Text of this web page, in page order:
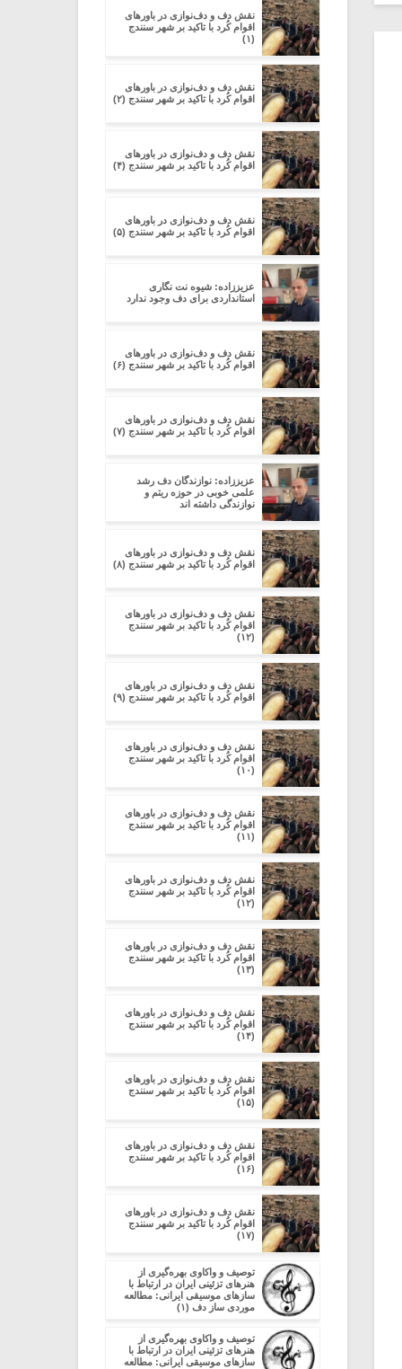
نقش دف و دف‌نوازی در باورهای
اقوام کُرد با تاکید بر شهر سنندج
(۱)
نقش دف و دف‌نوازی در باورهای
اقوام کُرد با تاکید بر شهر سنندج (۲)
نقش دف و دف‌نوازی در باورهای
اقوام کُرد با تاکید بر شهر سنندج (۴)
نقش دف و دف‌نوازی در باورهای
اقوام کُرد با تاکید بر شهر سنندج (۵)
عزیززاده: شیوه نت نگاری
استانداردی برای دف وجود ندارد
نقش دف و دف‌نوازی در باورهای
اقوام کُرد با تاکید بر شهر سنندج (۶)
نقش دف و دف‌نوازی در باورهای
اقوام کُرد با تاکید بر شهر سنندج (۷)
عزیززاده: نوازندگان دف رشد
علمی خوبی در حوزه ریتم و
نوازندگی داشته اند
نقش دف و دف‌نوازی در باورهای
اقوام کُرد با تاکید بر شهر سنندج (۸)
نقش دف و دف‌نوازی در باورهای
اقوام کُرد با تاکید بر شهر سنندج
(۱۲)
نقش دف و دف‌نوازی در باورهای
اقوام کُرد با تاکید بر شهر سنندج (۹)
نقش دف و دف‌نوازی در باورهای
اقوام کُرد با تاکید بر شهر سنندج
(۱۰)
نقش دف و دف‌نوازی در باورهای
اقوام کُرد با تاکید بر شهر سنندج
(۱۱)
نقش دف و دف‌نوازی در باورهای
اقوام کُرد با تاکید بر شهر سنندج
(۱۲)
نقش دف و دف‌نوازی در باورهای
اقوام کُرد با تاکید بر شهر سنندج
(۱۳)
نقش دف و دف‌نوازی در باورهای
اقوام کُرد با تاکید بر شهر سنندج
(۱۴)
نقش دف و دف‌نوازی در باورهای
اقوام کُرد با تاکید بر شهر سنندج
(۱۵)
نقش دف و دف‌نوازی در باورهای
اقوام کُرد با تاکید بر شهر سنندج
(۱۶)
نقش دف و دف‌نوازی در باورهای
اقوام کُرد با تاکید بر شهر سنندج
(۱۷)
توصیف و واکاوی بهره‌گیری از
هنرهای تزئینی ایران در ارتباط با
سازهای موسیقی ایرانی: مطالعه
موردی ساز دف (۱)
توصیف و واکاوی بهره‌گیری از
هنرهای تزئینی ایران در ارتباط با
سازهای موسیقی ایرانی: مطالعه